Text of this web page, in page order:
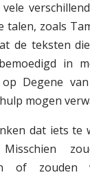
talen, zoals
de teksten
in
op Degene
mogen
dat iets te
of